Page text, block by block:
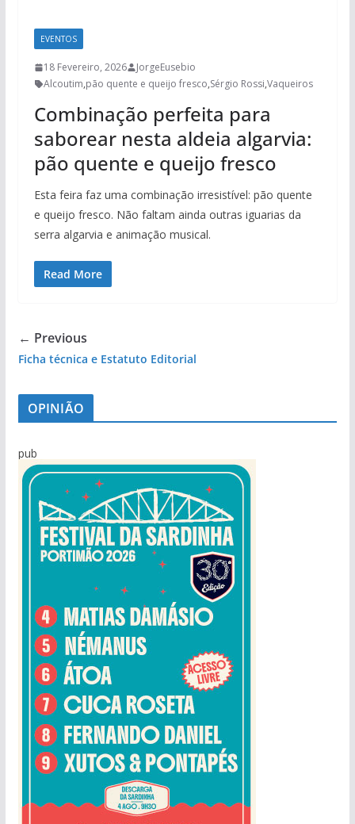
EVENTOS
18 Fevereiro, 2026
JorgeEusebio
Alcoutim,pão quente e queijo fresco,Sérgio Rossi,Vaqueiros
Combinação perfeita para
saborear nesta aldeia algarvia:
pão quente e queijo fresco
Esta feira faz uma combinação irresistível: pão quente
e queijo fresco. Não faltam ainda outras iguarias da
serra algarvia e animação musical.
Read More
← Previous
Ficha técnica e Estatuto Editorial
OPINIÃO
pub